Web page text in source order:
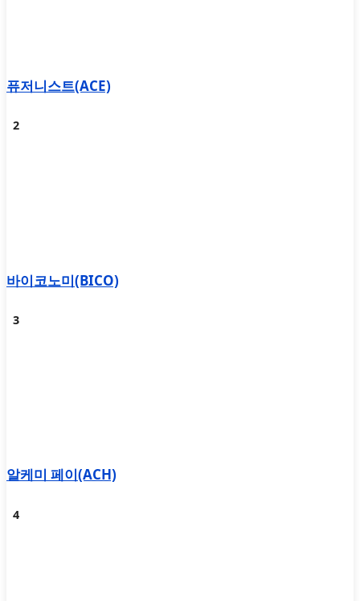
퓨저니스트(ACE)
바이코노미(BICO)
알케미 페이(ACH)